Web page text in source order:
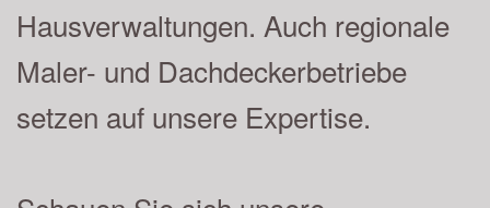
Hausverwaltungen. Auch regionale
Maler- und Dachdeckerbetriebe
setzen auf unsere Expertise.